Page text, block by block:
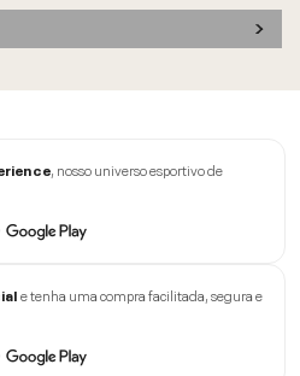
, nosso universo esportivo de
e tenha uma compra facilitada, segura e